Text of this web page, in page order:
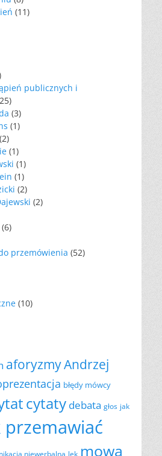
(11)
publicznych i
(3)
(1)
(2)
(1)
(1)
(1)
(2)
(2)
(6)
przemówienia (52)
(10)
aforyzmyAndrzej
błędy mówcy
cytaty debata głos jak
przemawiać
niewerbalna lęk mowa